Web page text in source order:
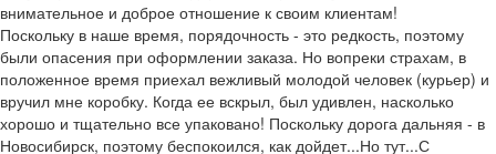
внимательное и доброе отношение к своим клиентам!
Поскольку в наше время, порядочность - это редкость, поэтому
были опасения при оформлении заказа. Но вопреки страхам, в
положенное время приехал вежливый молодой человек (курьер) и
вручил мне коробку. Когда ее вскрыл, был удивлен, насколько
хорошо и тщательно все упаковано! Поскольку дорога дальняя - в
Новосибирск, поэтому беспокоился, как дойдет...Но тут...С